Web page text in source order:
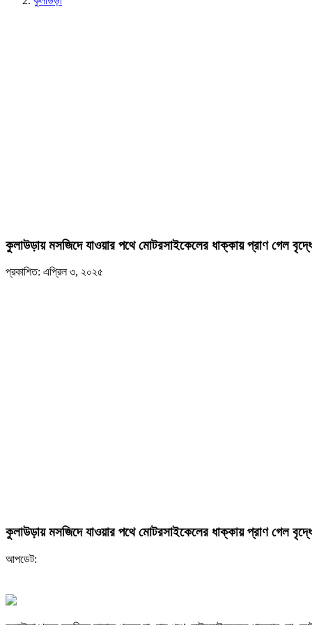
কুলাউড়ায় মসজিদে যাওয়ার পথে মোটরসাইকেলের ধাক্কায় প্রাণ গেল
প্রকাশিত: এপ্রিল ৩, ২০২৫
কুলাউড়ায় মসজিদে যাওয়ার পথে মোটরসাইকেলের ধাক্কায় প্রাণ গেল
আপডেট: